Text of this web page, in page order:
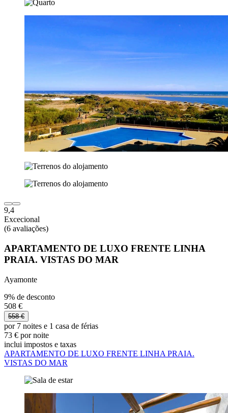
9,4
Excecional
(6 avaliações)
APARTAMENTO DE LUXO FRENTE LINHA
PRAIA. VISTAS DO MAR
Ayamonte
9% de desconto
508 €
558 €
por 7 noites e 1 casa de férias
73 € por noite
inclui impostos e taxas
APARTAMENTO DE LUXO FRENTE LINHA PRAIA.
VISTAS DO MAR